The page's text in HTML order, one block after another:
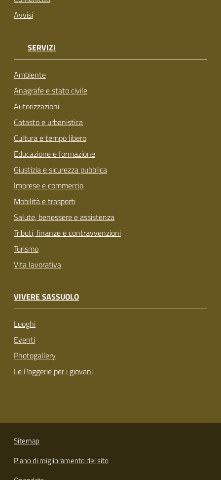
Avvisi
SERVIZI
Ambiente
Anagrafe e stato civile
Autorizzazioni
Catasto e urbanistica
Cultura e tempo libero
Educazione e formazione
Giustizia e sicurezza pubblica
Imprese e commercio
Mobilità e trasporti
Salute, benessere e assistenza
Tributi, finanze e contravvenzioni
Turismo
Vita lavorativa
VIVERE SASSUOLO
Luoghi
Eventi
Photogallery
Le Paggerie per i giovani
Sitemap
Piano di miglioramento del sito